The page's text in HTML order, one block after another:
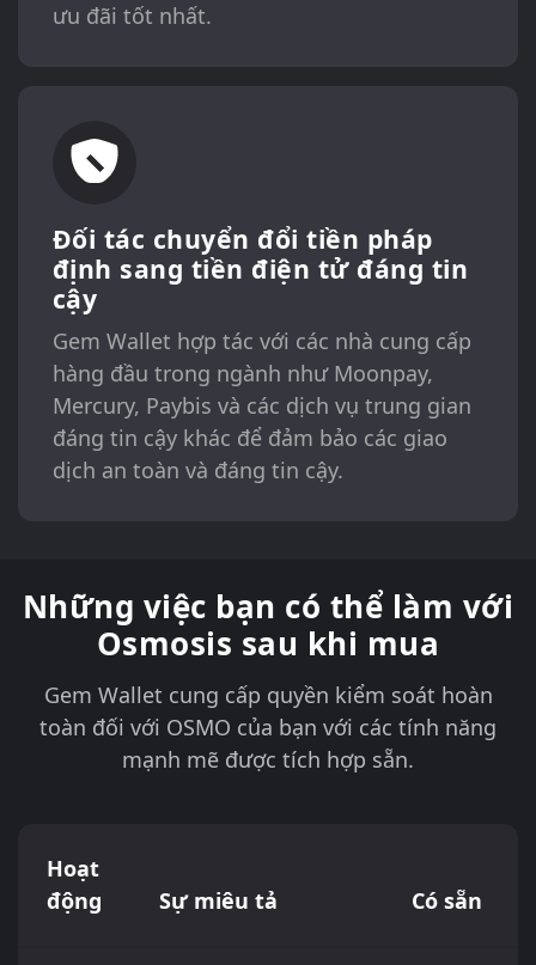
ưu đãi tốt nhất.
Đối tác chuyển đổi tiền pháp
định sang tiền điện tử đáng tin
cậy
Gem Wallet hợp tác với các nhà cung cấp
hàng đầu trong ngành như Moonpay,
Mercury, Paybis và các dịch vụ trung gian
đáng tin cậy khác để đảm bảo các giao
dịch an toàn và đáng tin cậy.
Những việc bạn có thể làm với
Osmosis sau khi mua
Gem Wallet cung cấp quyền kiểm soát hoàn
toàn đối với OSMO của bạn với các tính năng
mạnh mẽ được tích hợp sẵn.
Hoạt
động
Sự miêu tả Có sẵn